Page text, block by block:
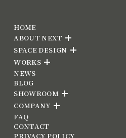
HOME
ABOUT NEXT
SPACE DESIGN
WORKS
NEWS
BLOG
SHOWROOM
COMPANY
FAQ
CONTACT
PRIVACY POLICY